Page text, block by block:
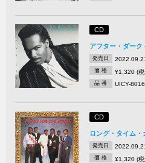
CD
アフター・ダーク
発売日
価 格 ¥1,320 (税
品 番 UICY-
CD
ロング・タイム・
発売日
価 格 ¥1,320 (税